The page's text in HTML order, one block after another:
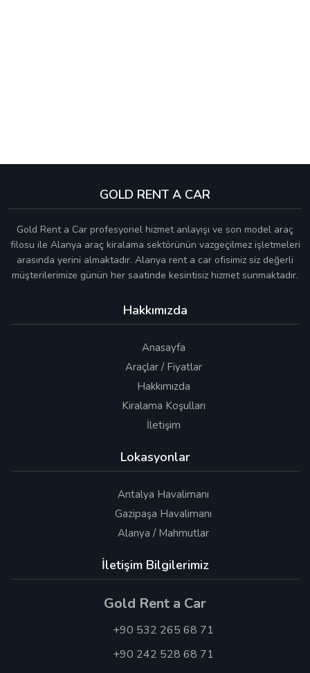
GOLD RENT A CAR
Gold Rent a Car profesyonel hizmet anlayışı ve son model araç
filosu ile Alanya araç kiralama sektörünün vazgeçilmez işletmeleri
arasında yerini almaktadır. Alanya rent a car ofisimiz siz değerli
müşterilerimize günün her saatinde kesintisiz hizmet sunmaktadır.
Hakkımızda
Anasayfa
Araçlar / Fiyatlar
Hakkımızda
Kiralama Koşulları
İletişim
Lokasyonlar
Antalya Havalimanı
Gazipaşa Havalimanı
Alanya / Mahmutlar
İletişim Bilgilerimiz
Gold Rent a Car
+90 532 265 68 71
+90 242 528 68 71